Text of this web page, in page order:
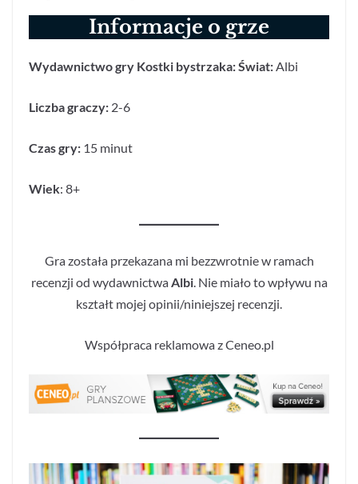
Informacje o grze
Wydawnictwo gry Kostki bystrzaka: Świat:Albi
Liczba graczy: 2-6
Czas gry: 15 minut
Wiek: 8+
Gra została przekazana mi bezzwrotnie w ramach
recenzji od wydawnictwaAlbi. Nie miało to wpływu na
kształt mojej opinii/niniejszej recenzji.
Współpraca reklamowa z Ceneo.pl